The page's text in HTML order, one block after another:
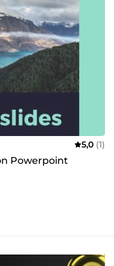
5,0 (1)
Powerpoint